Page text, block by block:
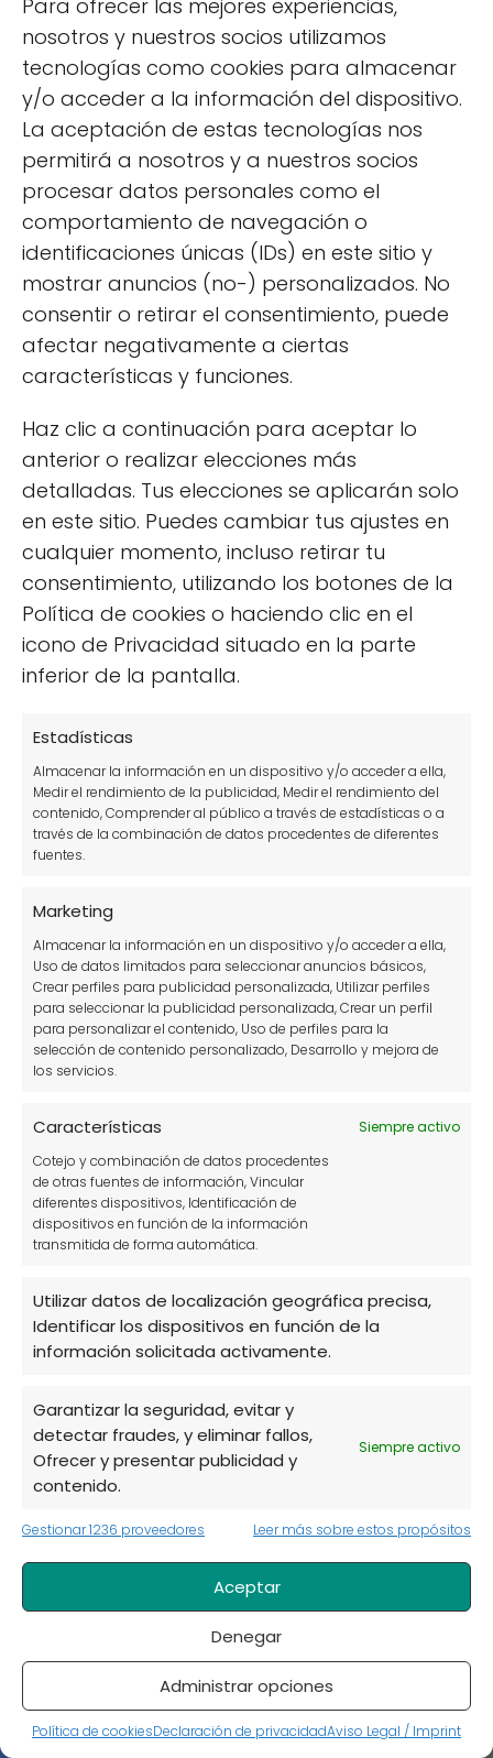
Para ofrecer las mejores experiencias,
nosotros y nuestros socios utilizamos
tecnologías como cookies para almacenar
y/o acceder a la información del dispositivo.
La aceptación de estas tecnologías nos
permitirá a nosotros y a nuestros socios
procesar datos personales como el
comportamiento de navegación o
identificaciones únicas (IDs) en este sitio y
mostrar anuncios (no-) personalizados. No
consentir o retirar el consentimiento, puede
afectar negativamente a ciertas
características y funciones.
Haz clic a continuación para aceptar lo
anterior o realizar elecciones más
detalladas. Tus elecciones se aplicarán solo
en este sitio. Puedes cambiar tus ajustes en
cualquier momento, incluso retirar tu
consentimiento, utilizando los botones de la
Política de cookies o haciendo clic en el
icono de Privacidad situado en la parte
inferior de la pantalla.
Estadísticas
Almacenar la información en un dispositivo y/o acceder a ella,
Medir el rendimiento de la publicidad, Medir el rendimiento del
contenido, Comprender al público a través de estadísticas o a
través de la combinación de datos procedentes de diferentes
fuentes.
Marketing
Almacenar la información en un dispositivo y/o acceder a ella,
Uso de datos limitados para seleccionar anuncios básicos,
Crear perfiles para publicidad personalizada, Utilizar perfiles
para seleccionar la publicidad personalizada, Crear un perfil
para personalizar el contenido, Uso de perfiles para la
selección de contenido personalizado, Desarrollo y mejora de
los servicios.
Características
Siempre activo
Cotejo y combinación de datos procedentes
de otras fuentes de información, Vincular
diferentes dispositivos, Identificación de
dispositivos en función de la información
transmitida de forma automática.
Utilizar datos de localización geográfica precisa,
Identificar los dispositivos en función de la
información solicitada activamente.
Garantizar la seguridad, evitar y
detectar fraudes, y eliminar fallos,
Ofrecer y presentar publicidad y
contenido.
Siempre activo
Gestionar 1236 proveedores Leer más sobre estos propósitos
Aceptar
Denegar
Administrar opciones
Política de cookiesDeclaración de privacidadAviso Legal / Imprint
Delia
octubre 16, 2023 a las 4:12 am
Quisiera sus consejos en las plantas pequeñas que
Yo compro mis plantitas se me mueren
Responder
octubre 17, 2023 a las 2:41 pm
Hola Delia!
Cuéntanos un poco más las platas que tienes y
estaremos encantados de ayudarte.
o Facebook y comentarnos por ahi.
Responder
Deja una respuesta
★
★
★
Tu puntuación:Útil